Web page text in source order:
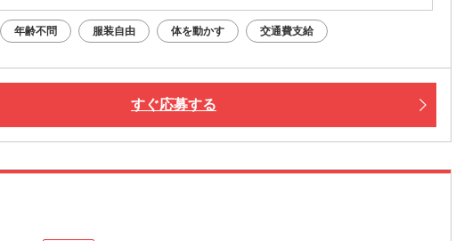
年齢不問 服装自由 体を動かす 交通費支給
すぐ応募する